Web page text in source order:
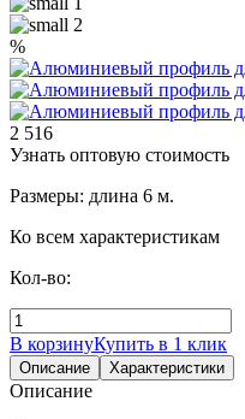
%
2 516
Узнать оптовую стоимость
Размеры: длина 6 м.
Ко всем характеристикам
Кол-во:
В корзинуКупить в 1 клик
Описание Характеристики
Описание